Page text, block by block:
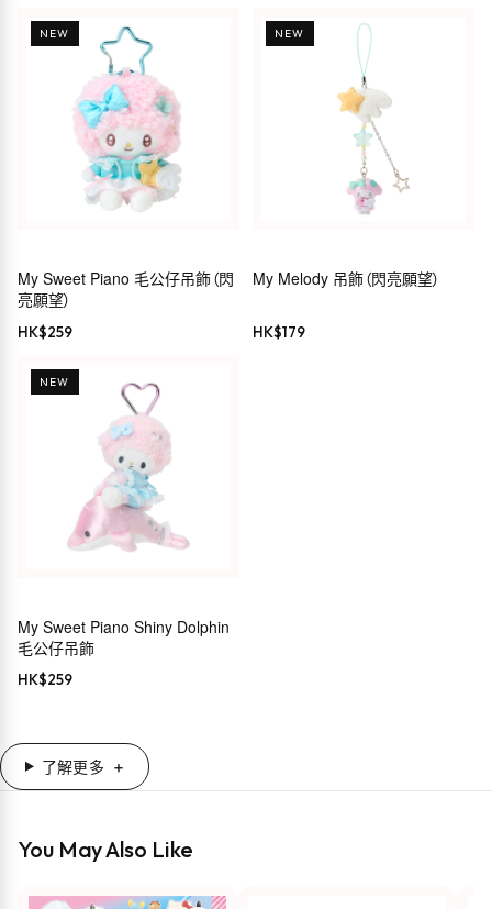
NEW
My Sweet Piano 毛公仔吊飾（閃
亮願望）
HK$259
NEW
My Melody 吊飾（閃亮願望）
HK$179
NEW
My Sweet Piano Shiny Dolphin
毛公仔吊飾
HK$259
了解更多
You May Also Like